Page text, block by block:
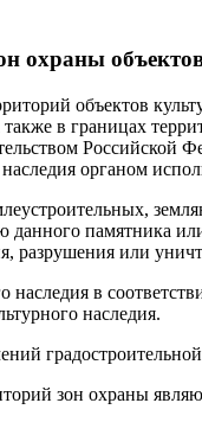
охраны
объектов
в границах
органом
памятника
разрушения или
наследия в
наследия.
зон охраны